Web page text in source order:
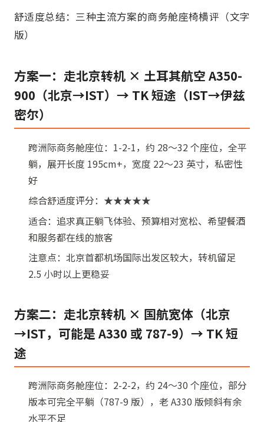
舒适度总结：三种主流方案的商务舱座椅横评（文字
版）
方案一：走北京转机 × 土耳其航空 A350-
900（北京→IST）→ TK 短途（IST→伊兹
密尔）
跨洲际商务舱座位：1-2-1，约 28～32 个座位，全平
躺，展开长度 195cm+，宽度 22～23 英寸，私密性
好
综合舒适度评分：★★★★★
适合：追求真正躺飞体验、预算相对宽松、希望餐酒
和服务都在线的旅客
注意点：北京首都机场国际出发区较大，转机留足
2.5 小时以上更稳妥
方案二：走北京转机 × 国航宽体（北京
→IST，可能是 A330 或 787-9）→ TK 短
途
跨洲际商务舱座位：2-2-2，约 24～30 个座位，部分
版本可完全平躺（787-9 版），老 A330 版倾斜有余
水平不足